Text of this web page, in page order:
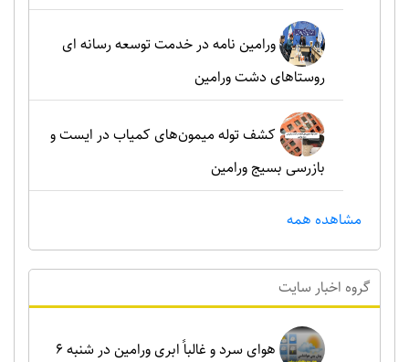
ورامین نامه در خدمت توسعه رسانه ای
روستاهای دشت ورامین
کشف توله میمون‌های کمیاب در ایست و
بازرسی بسیج ورامین
مشاهده همه
گروه اخبار سايت
هوای سرد و غالباً ابری ورامین در شنبه ۶